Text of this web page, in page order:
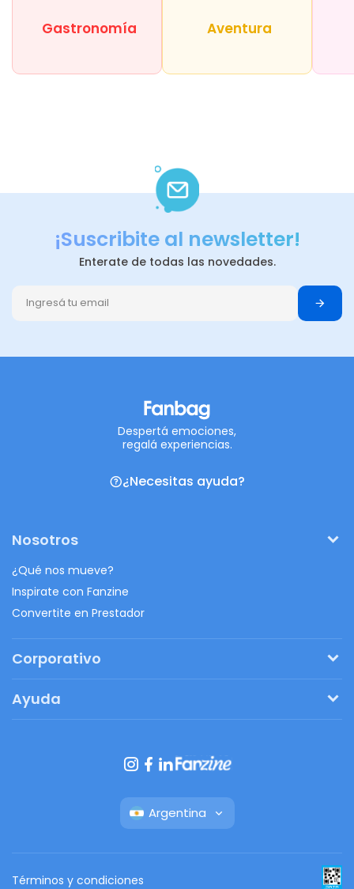
Gastronomía Aventura
¡Suscribite al newsletter!
Enterate de todas las novedades.
Despertá emociones,
regalá experiencias.
¿Necesitas ayuda?
Nosotros
¿Qué nos mueve?
Inspirate con Fanzine
Convertite en Prestador
Corporativo
Regalos originales
Ayuda
Botón de arrepentimiento
Argentina
Términos y condiciones